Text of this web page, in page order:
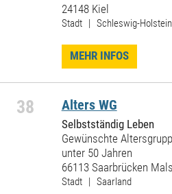
24148 Kiel
Stadt | Schleswig-Holstein
MEHR INFOS
38 Alters WG
Selbstständig Leben
Gewünschte
unter 50 Jahren
66113 Saarbrücken
Stadt | Saarland